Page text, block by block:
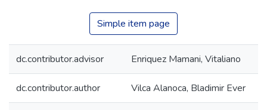
Simple item page
dc.contributor.advisor Enriquez Mamani, Vitaliano
dc.contributor.author Vilca Alanoca, Bladimir Ever